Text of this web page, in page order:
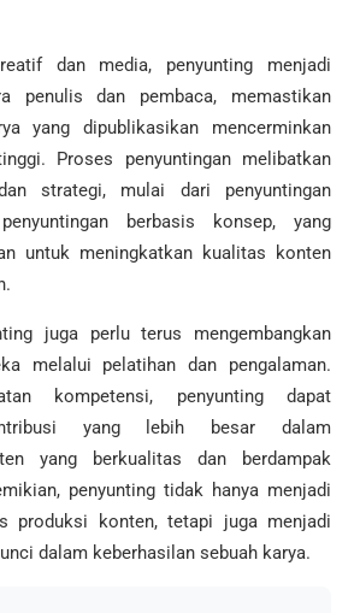
dan media, penyunting menjadi
penulis dan pembaca, memastikan
yang dipublikasikan mencerminkan
Proses penyuntingan melibatkan
strategi, mulai dari penyuntingan
berbasis konsep, yang
untuk meningkatkan kualitas konten
juga perlu terus mengembangkan
melalui pelatihan dan pengalaman.
kompetensi, penyunting dapat
yang lebih besar dalam
yang berkualitas dan berdampak
penyunting tidak hanya menjadi
produksi konten, tetapi juga menjadi
dalam keberhasilan sebuah karya.